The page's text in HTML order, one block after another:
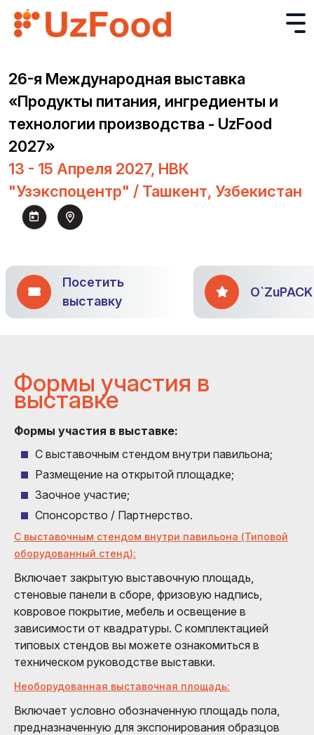
26-я Международная выставка
«Продукты питания, ингредиенты и
технологии производства - UzFood
2027»
13 - 15 Апреля 2027, НВК
"Узэкспоцентр" / Ташкент, Узбекистан
Посетить
выставку
O`ZuPACK
Формы участия в
выставке
Формы участия в выставке:
С выставочным стендом внутри павильона;
Размещение на открытой площадке;
Заочное участие;
Спонсорство / Партнерство.
С выставочным стендом внутри павильона (Типовой
оборудованный стенд):
Включает закрытую выставочную площадь,
стеновые панели в сборе, фризовую надпись,
ковровое покрытие, мебель и освещение в
зависимости от квадратуры. С комплектацией
типовых стендов вы можете ознакомиться в
техническом руководстве выставки.
Необорудованная выставочная площадь:
Включает условно обозначенную площадь пола,
предназначенную для экспонирования образцов